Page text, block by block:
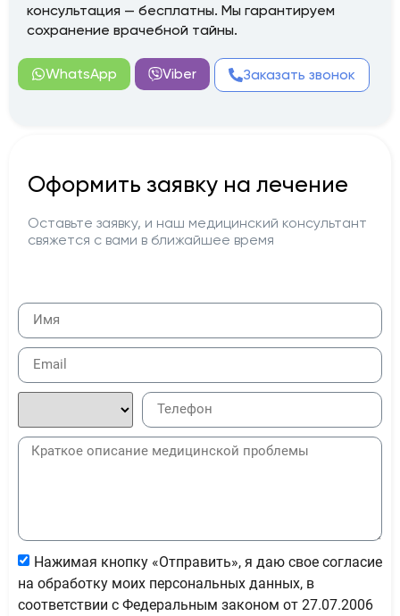
консультация — бесплатны. Мы гарантируем
сохранение врачебной тайны.
WhatsApp Viber Заказать звонок
Оформить заявку на лечение
Оставьте заявку, и наш медицинский консультант
свяжется с вами в ближайшее время
Нажимая кнопку «Отправить», я даю свое согласие
на обработку моих персональных данных, в
соответствии с Федеральным законом от 27.07.2006